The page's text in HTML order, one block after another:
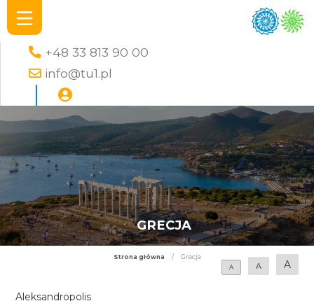
+48 33 813 90 00
info@tu1.pl
GRECJA
Strona główna /
Grecja
A
A A
Aleksandropolis